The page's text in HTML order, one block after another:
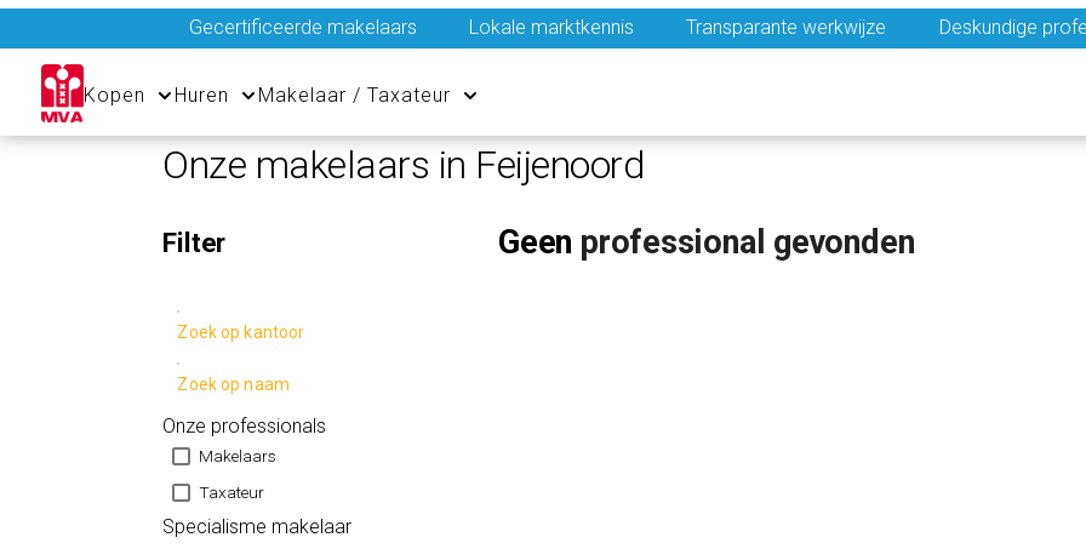
Gecertificeerde makelaars Lokale marktkennis Transparante werkwijze Deskundige
Kopen Huren Makelaar / Taxateur
Onze makelaars in Feijenoord
Filter
Zoek op kantoor
Zoek op naam
Onze professionals
Makelaars
Taxateur
Specialisme makelaar
Geen professional gevonden